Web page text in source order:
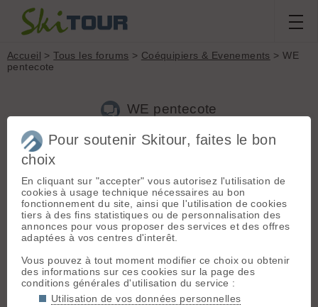
Accueil >Tous les forums > Coéquipiers & Evenements > WE
pentecote
WE pentecote
Nouveau sujet
G
Guillaume[159posts] - Le 23/05/2012 15:11
Sortie de 2 à 4 jours
Ski de rando / alpi
Entre le vendredi 25 et le lundi 28 Mai 2012
Idée de départ :
Fletschhorn Face nord descente par la voie normale sur la
Weissmieshutte
Weissmies (traversée) et retour sur le col du Simplon
Pour soutenir Skitour, faites le bon
choix
En cliquant sur "accepter" vous autorisez l'utilisation de
cookies à usage technique nécessaires au bon
fonctionnement du site, ainsi que l'utilisation de cookies
tiers à des fins statistiques ou de personnalisation des
annonces pour vous proposer des services et des offres
adaptées à vos centres d'interêt.
Vous pouvez à tout moment modifier ce choix ou obtenir
des informations sur ces cookies sur la page des
conditions générales d'utilisation du service :
Utilisation de vos données personnelles